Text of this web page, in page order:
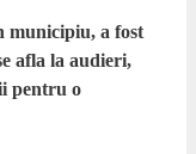
municipiu, a fost
afla la audieri,
pentru o